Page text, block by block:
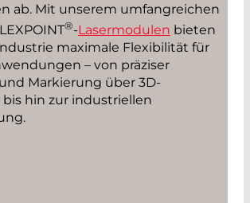
ab. Mit unserem umfangreichen
®-Lasermodulen bieten
maximale Flexibilität für
– von präziser
Markierung über 3D-
hin zur industriellen